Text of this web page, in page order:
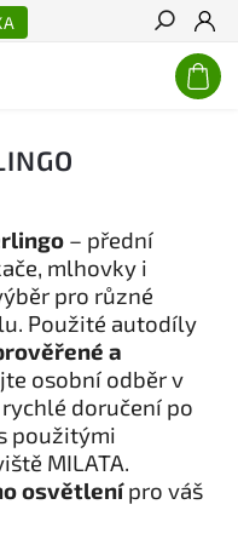
Hledat
– přední
mlhovky i
pro různé
Použité autodíly
a
osobní odběr v
doručení po
použitými
MILATA.
osvětlenípro váš